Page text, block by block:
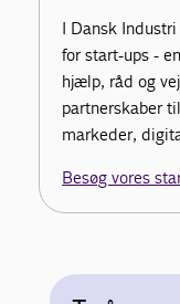
I Dansk
for start-ups -
hjælp, råd og
partnerskaber
markeder,
Besøg vores